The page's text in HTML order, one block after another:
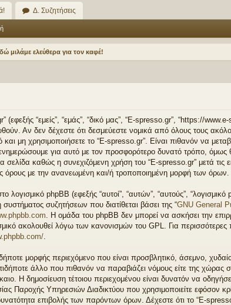
Δ. Συζητήσεις
μιλάμε ελεύθερα για τον καφέ!
“εμείς”, “εμάς”, “δικό μας”, “E-spresso.gr”, “https://
Αν δεν δέχεστε ότι δεσμεύεστε νομικά από όλους τους
μη χρησιμοποιήσετε το “E-spresso.gr”. Είναι πιθανόν να
για αυτό με τον προσφορότερο δυνατό τρόπο,
σελίδα καθώς η συνεχιζόμενη χρήση του “E-spresso.gr” μετά τις
όρους με την ανανεωμένη και/ή τροποποιημένη μορφή των όρων.
λογισμικό phpBB (εφεξής “αυτοί”, “αυτών”, “αυτούς”,
συζητήσεων που διατίθεται βάσει της “GNU General
. Η ομάδα του phpBB δεν μπορεί να ασκήσει την
ακολουθεί λόγω των κανονισμών του GPL. Για περισσότερες
.
μορφής περιεχόμενο που είναι προσβλητικό, άσεμνο,
άλλο που πιθανόν να παραβιάζει νόμους είτε της χώρας
Η δημοσίευση τέτοιου περιεχομένου είναι δυνατόν να
Παροχής Υπηρεσιών Διαδικτύου που χρησιμοποιείτε εφόσον
επιβολής των παρόντων όρων. Δέχεστε ότι το “E-